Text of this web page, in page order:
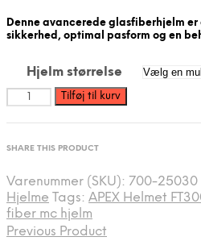
Denne avancerede glasfiberhjelm er
sikkerhed, optimal pasform og en
Hjelm størrelse
APEX
Helmet
FT300
Solid
Sort
antal
Tilføj til kurv
SHARE THIS PRODUCT
Varenummer (SKU): 700-25030
Hjelme Tags: APEX Helmet
fiber mc hjelm
Previous Product